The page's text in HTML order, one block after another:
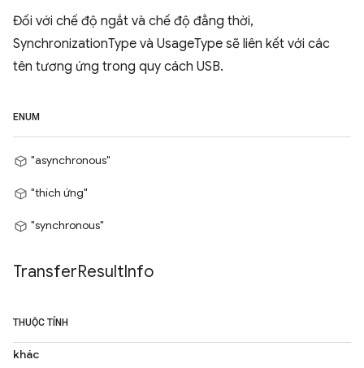
Đối với chế độ ngắt và chế độ đẳng thời,
SynchronizationType và UsageType sẽ liên kết với các
tên tương ứng trong quy cách USB.
ENUM
"asynchronous"
"thích ứng"
"synchronous"
TransferResultInfo
THUỘC TÍNH
khác